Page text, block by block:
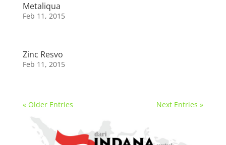
Metaliqua
Feb 11, 2015
Zinc Resvo
Feb 11, 2015
« Older Entries Next Entries »